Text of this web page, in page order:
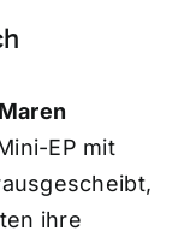
Maren
EP mit
ihre